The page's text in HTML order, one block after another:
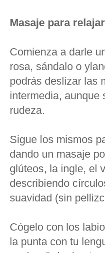
Masaje para
Comienza a darle
rosa, sándalo o
podrás deslizar las
intermedia, aunque
rudeza.
Sigue los mismos
dando un masaje
glúteos, la ingle, el
describiendo
suavidad (sin
Cógelo con los
la punta con tu